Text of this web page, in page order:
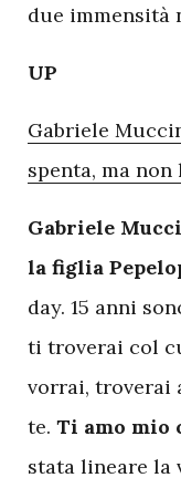
due immensità
UP
Gabriele
spenta, ma non
Gabriele
la figlia
day. 15 anni
ti troverai col
vorrai, troverai
te. Ti amo mio
stata lineare la